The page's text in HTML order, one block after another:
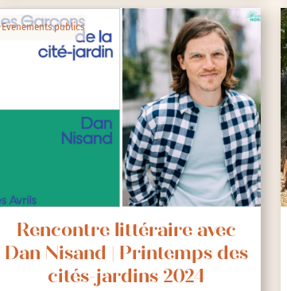
Evenements publics
Rencontre littéraire avec
Dan Nisand | Printemps des
cités-jardins 2024